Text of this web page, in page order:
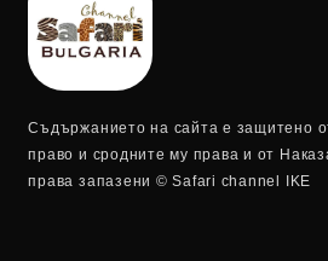
Съдържанието на сайта е защитено
право и сродните му права и от
права запазени © Safari channel IKE